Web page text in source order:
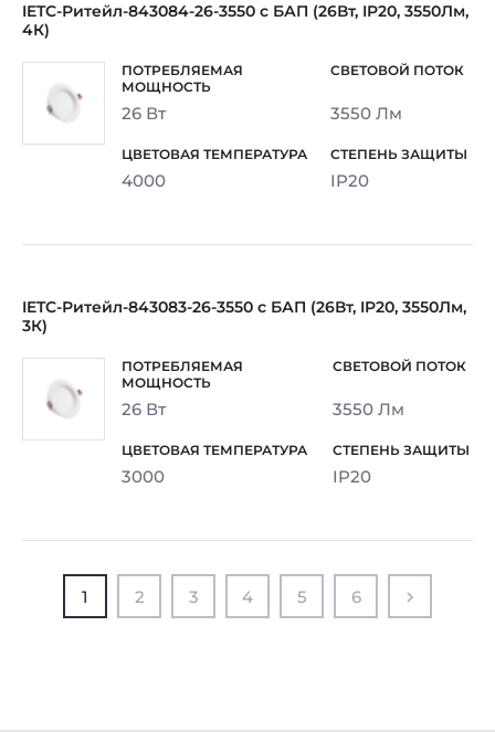
IETC-Ритейл-843084-26-3550 с БАП (26Вт, IP20, 3550Лм,
4К)
26 Вт 3550 Лм
4000 IP20
IETC-Ритейл-843083-26-3550 с БАП (26Вт, IP20, 3550Лм,
3К)
26 Вт 3550 Лм
3000 IP20
1 2 3 4 5 6